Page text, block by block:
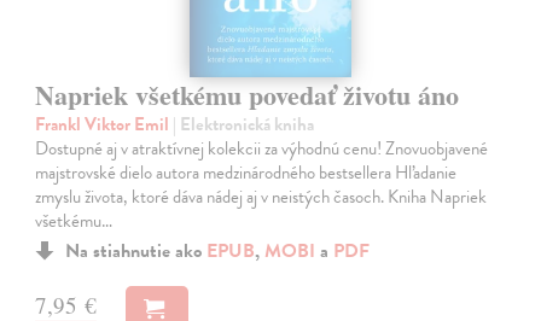
Napriek všetkému povedať životu áno
Frankl Viktor Emil | Elektronická kniha
Dostupné aj v atraktívnej kolekcii za výhodnú cenu! Znovuobjavené
majstrovské dielo autora medzinárodného bestsellera Hľadanie
zmyslu života, ktoré dáva nádej aj v neistých časoch. Kniha Napriek
všetkému…
Na stiahnutie ako EPUB, MOBI a PDF
7,95 €